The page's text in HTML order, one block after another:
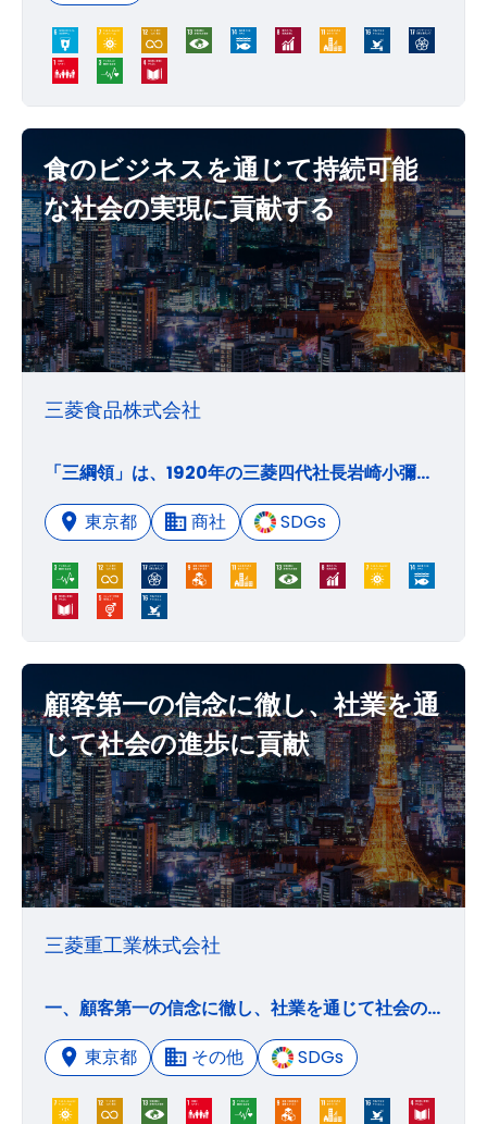
食のビジネスを通じて持続可能
な社会の実現に貢献する
三菱食品株式会社
「三綱領」は、1920年の三菱四代社長岩崎小彌太の訓諭をもとに、1934年に旧三菱商事の行動指針として制定されたものです。旧三菱商事は1947年に解散しましたが、三菱商事においてもこの三綱領は企業理念となっており、三菱商事グループの一員として、三菱食品においてもこの三綱領を企業理念としています。 所期奉公 事業を通じ、物心共に豊かな社会の実現に努力すると同時に、かけがえのない地球環境の維持にも貢献する。 処事光明 公明正大で品格のある行動を旨とし、活動の公開性、透明性を堅持する。 立業貿易 全世界的、宇宙的視野に立脚した事業展開を図る。
東京都
商社 SDGs
顧客第一の信念に徹し、社業を通
じて社会の進歩に貢献
三菱重工業株式会社
一、顧客第一の信念に徹し、社業を通じて社会の進歩に貢献する 一、誠実を旨とし、和を重んじて公私の別を明らかにする 一、世界的視野に立ち、経営の革新と技術の開発に努める
東京都
その他 SDGs